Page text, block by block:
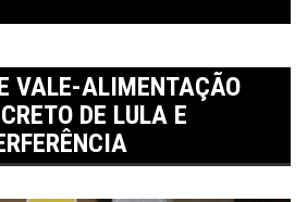
VALE-ALIMENTAÇÃO
DE LULA E